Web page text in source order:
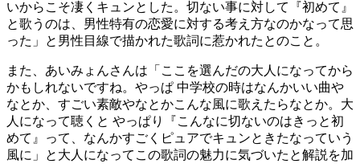
いからこそ凄くキュンとした。切ない事に対して『初めて』
と歌うのは、男性特有の恋愛に対する考え方なのかなって思
った」と男性目線で描かれた歌詞に惹かれたとのこと。
また、あいみょんさんは「ここを選んだの大人になってから
かもしれないですね。やっぱ 中学校の時はなんかいい曲や
なとか、すごい素敵やなとかこんな風に歌えたらなとか。大
人になって聴くと やっぱり『こんなに切ないのはきっと初
めて』って、なんかすごくピュアでキュンときたなっていう
風に」と大人になってこの歌詞の魅力に気づいたと解説を加